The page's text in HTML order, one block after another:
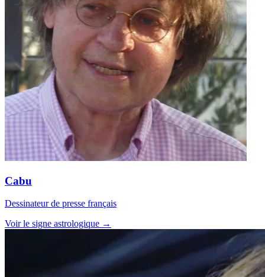
Cabu
Dessinateur de presse français
Voir le signe astrologique →